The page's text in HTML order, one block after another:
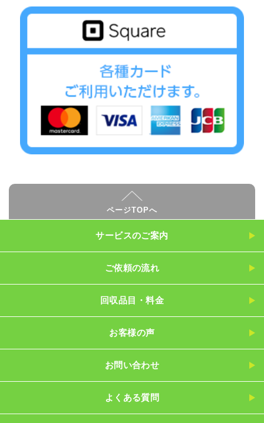
ページTOPへ
サービスのご案内
ご依頼の流れ
回収品目・料金
お客様の声
お問い合わせ
よくある質問